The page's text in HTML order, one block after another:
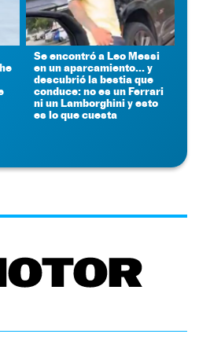
Se encontró a Leo Messi
en un aparcamiento... y
descubrió la bestia que
conduce: no es un Ferrari
ni un Lamborghini y esto
es lo que cuesta